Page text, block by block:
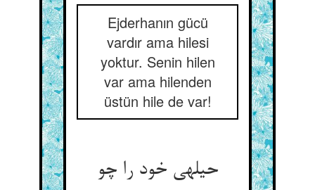
Ejderhanın gücü
vardır ama hilesi
yoktur. Senin hilen
var ama hilenden
üstün hile de var!
حیله‏ی خود را چو